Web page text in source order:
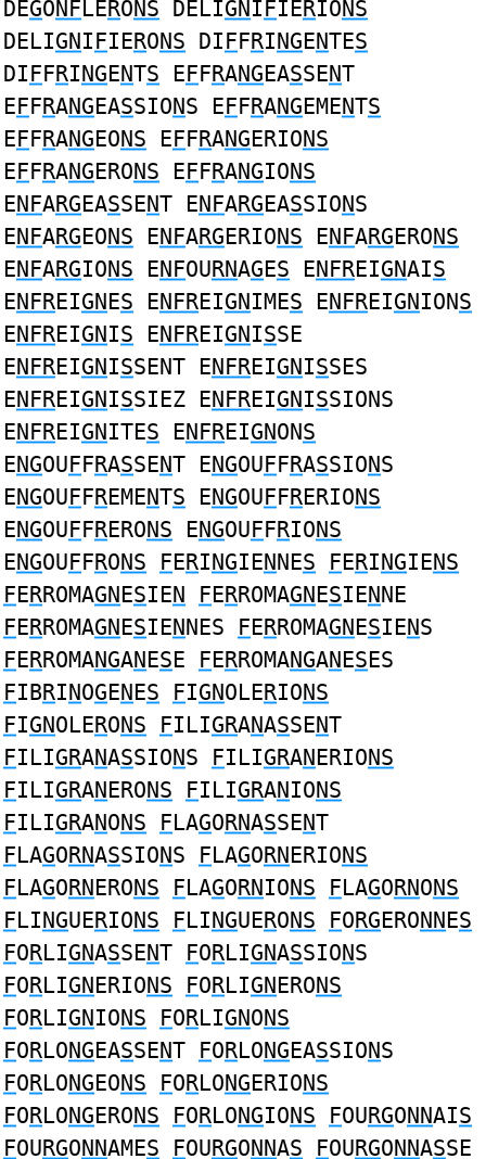
DEGONFLERONS DELIGNIFIERIONS
DELIGNIFIERONS DIFFRINGENTES
DIFFRINGENTS EFFRANGEASSENT
EFFRANGEASSIONS EFFRANGEMENTS
EFFRANGEONS EFFRANGERIONS
EFFRANGERONS EFFRANGIONS
ENFARGEASSENT ENFARGEASSIONS
ENFARGEONS ENFARGERIONS ENFARGERONS
ENFARGIONS ENFOURNAGES ENFREIGNAIS
ENFREIGNES ENFREIGNIMES ENFREIGNIONS
ENFREIGNIS ENFREIGNISSE
ENFREIGNISSENT ENFREIGNISSES
ENFREIGNISSIEZ ENFREIGNISSIONS
ENFREIGNITES ENFREIGNONS
ENGOUFFRASSENT ENGOUFFRASSIONS
ENGOUFFREMENTS ENGOUFFRERIONS
ENGOUFFRERONS ENGOUFFRIONS
ENGOUFFRONS FERINGIENNES FERINGIENS
FERROMAGNESIEN FERROMAGNESIENNE
FERROMAGNESIENNES FERROMAGNESIENS
FERROMANGANESE FERROMANGANESES
FIBRINOGENES FIGNOLERIONS
FIGNOLERONS FILIGRANASSENT
FILIGRANASSIONS FILIGRANERIONS
FILIGRANERONS FILIGRANIONS
FILIGRANONS FLAGORNASSENT
FLAGORNASSIONS FLAGORNERIONS
FLAGORNERONS FLAGORNIONS FLAGORNONS
FLINGUERIONS FLINGUERONS FORGERONNES
FORLIGNASSENT FORLIGNASSIONS
FORLIGNERIONS FORLIGNERONS
FORLIGNIONS FORLIGNONS
FORLONGEASSENT FORLONGEASSIONS
FORLONGEONS FORLONGERIONS
FORLONGERONS FORLONGIONS FOURGONNAIS
FOURGONNAMES FOURGONNAS FOURGONNASSE